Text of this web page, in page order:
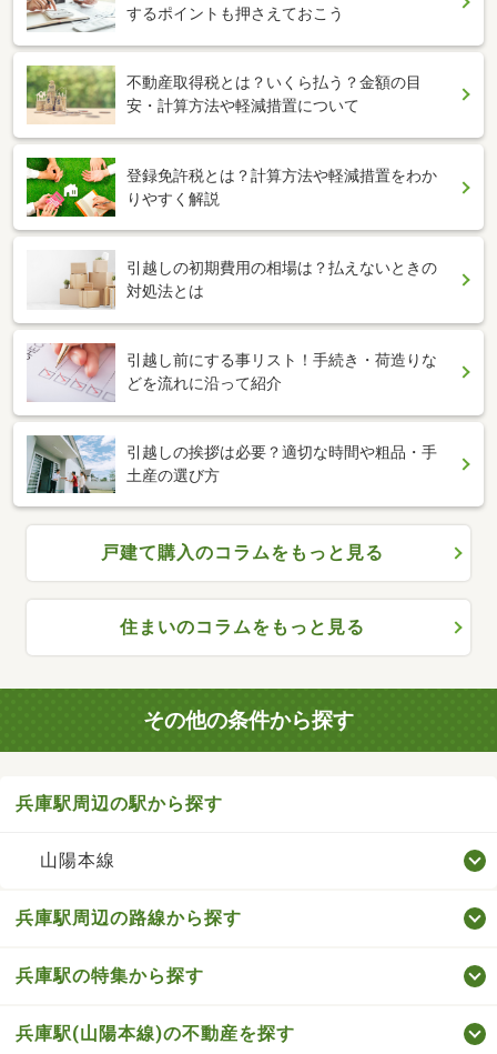
するポイントも押さえておこう
不動産取得税とは？いくら払う？金額の目
安・計算方法や軽減措置について
登録免許税とは？計算方法や軽減措置をわか
りやすく解説
引越しの初期費用の相場は？払えないときの
対処法とは
引越し前にする事リスト！手続き・荷造りな
どを流れに沿って紹介
引越しの挨拶は必要？適切な時間や粗品・手
土産の選び方
戸建て購入のコラムをもっと見る
住まいのコラムをもっと見る
その他の条件から探す
兵庫駅周辺の駅から探す
山陽本線
兵庫駅周辺の路線から探す
兵庫駅の特集から探す
兵庫駅(山陽本線)の不動産を探す